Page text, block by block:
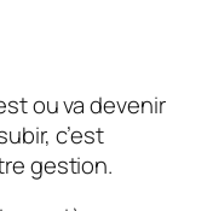
ou va devenir
c’est
gestion.